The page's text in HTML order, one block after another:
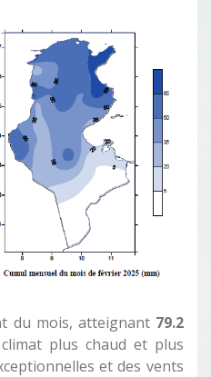
du mois, atteignant 79.2
plus chaud et plus
et des vents